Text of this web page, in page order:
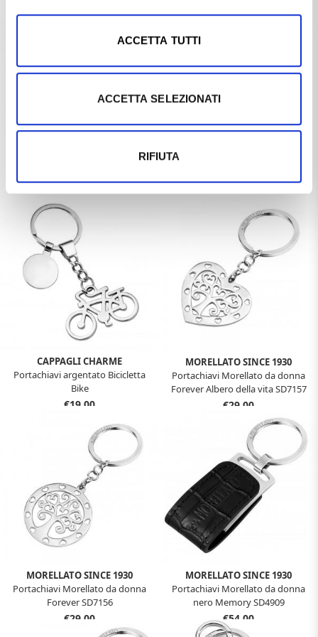
ACCETTA TUTTI
ACCETTA SELEZIONATI
RIFIUTA
Portachiavi Morellato da donna
€29,00
Portachiavi Morellato da donna
€32,00
CAPPAGLI CHARME
Portachiavi argentato Bicicletta
Bike
€19,00
MORELLATO SINCE 1930
Portachiavi Morellato da donna
Forever Albero della vita SD7157
€29,00
MORELLATO SINCE 1930
Portachiavi Morellato da donna
Forever SD7156
€29,00
MORELLATO SINCE 1930
Portachiavi Morellato da donna
nero Memory SD4909
€54,00